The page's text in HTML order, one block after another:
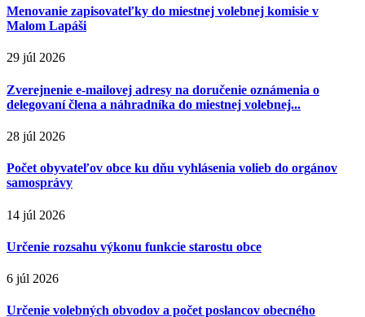
Menovanie zapisovateľky do miestnej volebnej komisie v
Malom Lapáši
29 júl 2026
Zverejnenie e-mailovej adresy na doručenie oznámenia o
delegovaní člena a náhradníka do miestnej volebnej...
28 júl 2026
Počet obyvateľov obce ku dňu vyhlásenia volieb do orgánov
samosprávy
14 júl 2026
Určenie rozsahu výkonu funkcie starostu obce
6 júl 2026
Určenie volebných obvodov a počet poslancov obecného